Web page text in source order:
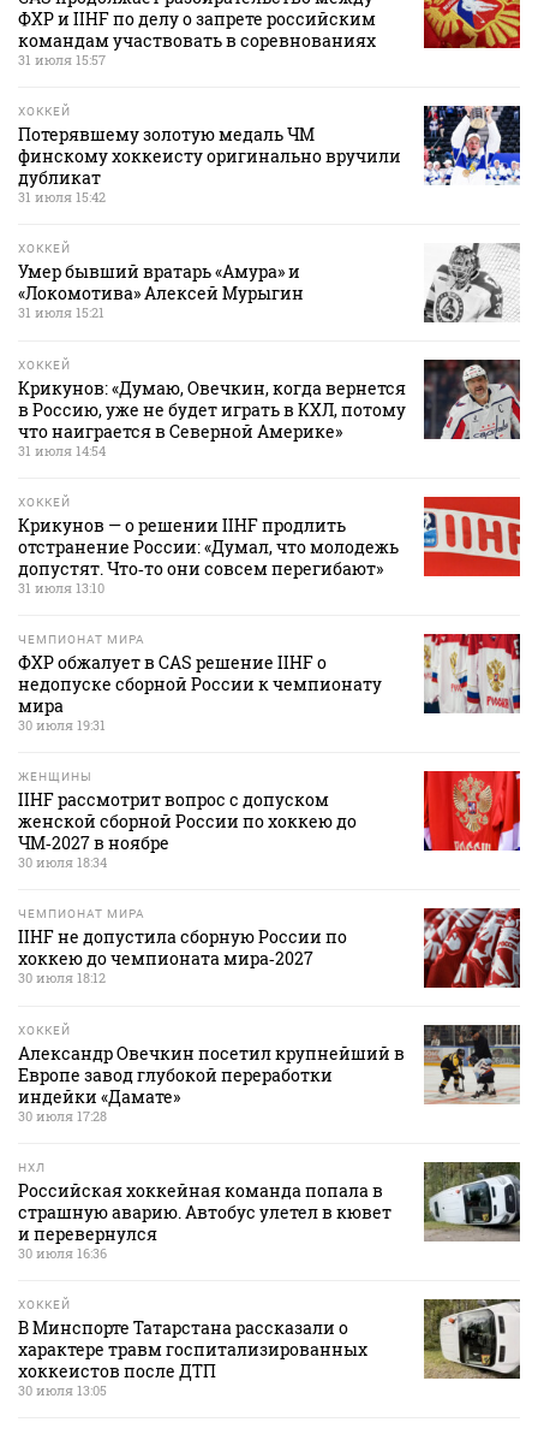
ФХР и IIHF по делу о запрете российским
командам участвовать в соревнованиях
31 июля 15:57
ХОККЕЙ
Потерявшему золотую медаль ЧМ
финскому хоккеисту оригинально вручили
дубликат
31 июля 15:42
ХОККЕЙ
Умер бывший вратарь «Амура» и
«Локомотива» Алексей Мурыгин
31 июля 15:21
ХОККЕЙ
Крикунов: «Думаю, Овечкин, когда вернется
в Россию, уже не будет играть в КХЛ, потому
что наиграется в Северной Америке»
31 июля 14:54
ХОККЕЙ
Крикунов — о решении IIHF продлить
отстранение России: «Думал, что молодежь
допустят. Что‑то они совсем перегибают»
31 июля 13:10
ЧЕМПИОНАТ МИРА
ФХР обжалует в CAS решение IIHF о
недопуске сборной России к чемпионату
мира
30 июля 19:31
ЖЕНЩИНЫ
IIHF рассмотрит вопрос с допуском
женской сборной России по хоккею до
ЧМ‑2027 в ноябре
30 июля 18:34
ЧЕМПИОНАТ МИРА
IIHF не допустила сборную России по
хоккею до чемпионата мира‑2027
30 июля 18:12
ХОККЕЙ
Александр Овечкин посетил крупнейший в
Европе завод глубокой переработки
индейки «Дамате»
30 июля 17:28
НХЛ
Российская хоккейная команда попала в
страшную аварию. Автобус улетел в кювет
и перевернулся
30 июля 16:36
ХОККЕЙ
В Минспорте Татарстана рассказали о
характере травм госпитализированных
хоккеистов после ДТП
30 июля 13:05